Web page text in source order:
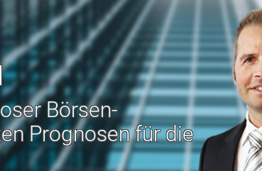
Börsen-
Prognosen für die